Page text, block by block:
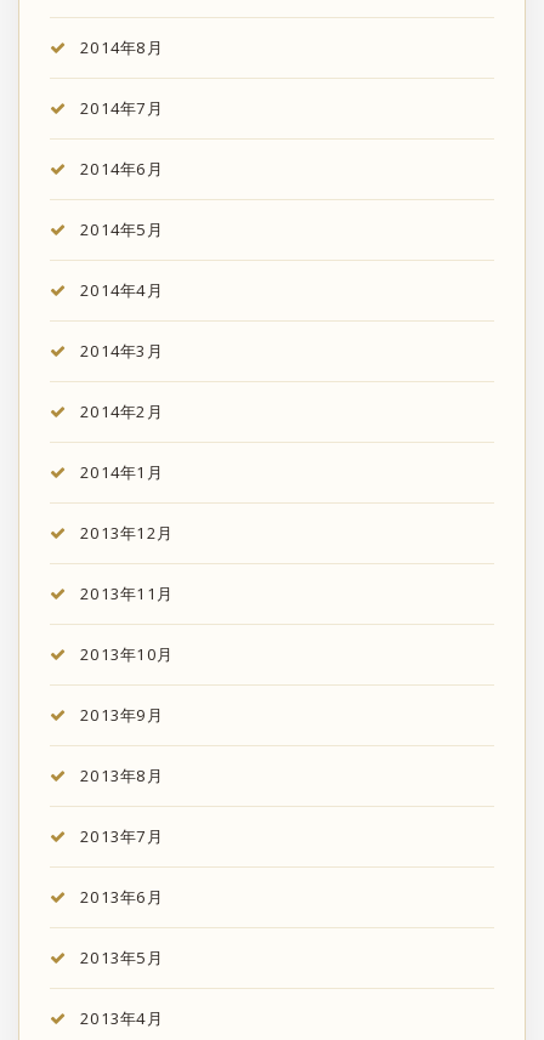
2014年8月
2014年7月
2014年6月
2014年5月
2014年4月
2014年3月
2014年2月
2014年1月
2013年12月
2013年11月
2013年10月
2013年9月
2013年8月
2013年7月
2013年6月
2013年5月
2013年4月